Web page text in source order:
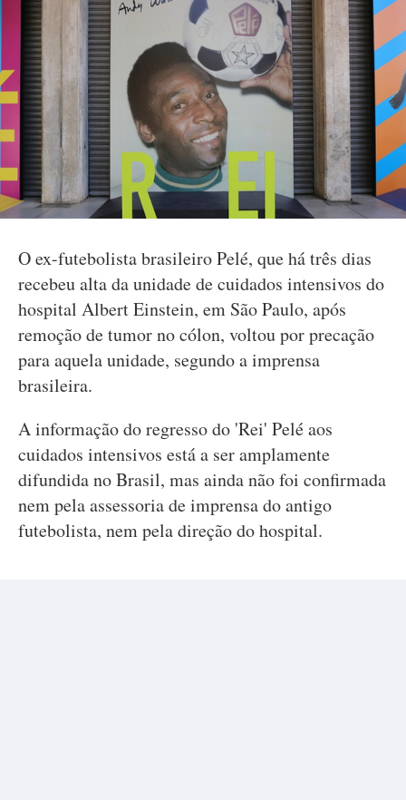
O ex-futebolista brasileiro Pelé, que há três dias
recebeu alta da unidade de cuidados intensivos do
hospital Albert Einstein, em São Paulo, após
remoção de tumor no cólon, voltou por precação
para aquela unidade, segundo a imprensa
brasileira.
A informação do regresso do 'Rei' Pelé aos
cuidados intensivos está a ser amplamente
difundida no Brasil, mas ainda não foi confirmada
nem pela assessoria de imprensa do antigo
futebolista, nem pela direção do hospital.